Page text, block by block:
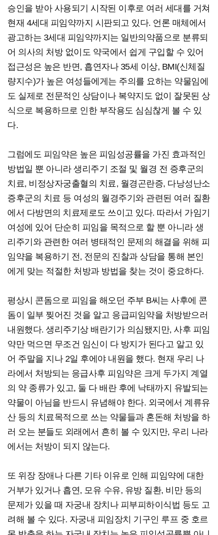
승인을 받아 사용되기 시작된 이후로 여러 세대를 거쳐
현재 4세대 피임약까지 시판되고 있다. 언론 매체에서
광고하는 3세대 피임약까지는 일반의약품으로 분류되
어 의사의 처방 없이도 약국에서 쉽게 구입할 수 있어
접근성은 높은 반면, 흡연자나 35세 이상, BMI(신체질
량지수)가 높은 여성들에게는 주의를 요하는 약물임에
도 실제로 전문적인 상담이나 복약지도 없이 잘못된 상
식으로 복용하므로 인한 부작용도 심심찮게 볼 수 있
다.
그럼에도 피임약은 높은 피임성공률을 가진 효과적인
방법일 뿐 아니라 생리주기 조절 및 월경 전 증후군의
치료, 비정상자궁출혈의 치료, 월경곤란증, 다낭성난소
증후군의 치료 등 여성의 월경주기와 관련된 여러 질환
에서 다방면의 치료제로도 쓰이고 있다. 따라서 가임기
여성에 있어 단순히 피임을 목적으로 할 뿐 아니라 생
리주기와 관련한 여러 병태적인 문제의 해결을 위해 피
임약을 복용하기 전, 전문의 진찰과 상담을 통해 본인
에게 맞는 적절한 처방과 방법을 찾는 것이 중요하다.
평상시 콘돔으로 피임을 해오던 주부 B씨는 사후에 콘
돔이 일부 찢어진 것을 알고 응급피임약을 처방받으러
내원했다. 생리주기상 배란기가 의심됐지만, 사후 피임
약만 먹으면 무조건 임신이 다 방지가 된다고 알고 있
어 주말을 지나 2일 후에야 내원을 했다. 현재 우리 나
라에서 처방되는 응급사후 피임약은 크게 두가지 계열
의 약 종류가 있고, 둘 다 배란 후에 낙태까지 유발되는
약물이 아님을 반드시 유념해야 한다. 외국에서 계류유
산 등의 치료목적으로 쓰는 약물들과 혼돈해 처방을 하
러 오는 분들도 외래에서 흔히 볼 수 있지만, 우리 나라
에서는 처방이 되지 않는다.
또 위장 장애나 다른 기타 이유로 인해 피임약에 대한
거부가 있거나 흡연, 모유 수유, 유방 질환, 비만 등의
문제가 있을 때 자궁내 장치나 피부피하이식법 등도 고
려해 볼 수 있다. 자궁내 피임장치 기구인 루프 중 호르